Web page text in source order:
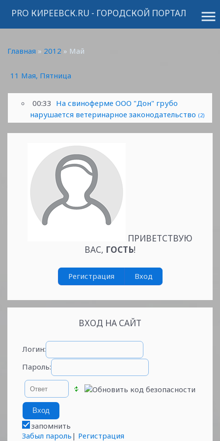
menu
PRO КИРЕЕВСК.RU - ГОРОДСКОЙ ПОРТАЛ
Главная » 2012 » Май
11 Мая, Пятница
00:33 На свиноферме ООО "Дон" грубо
нарушается ветеринарное законодательство (2)
ПРИВЕТСТВУЮ
ВАС, ГОСТЬ!
Регистрация Вход
ВХОД НА САЙТ
Логин:
Пароль:
запомнить
Забыл пароль | Регистрация